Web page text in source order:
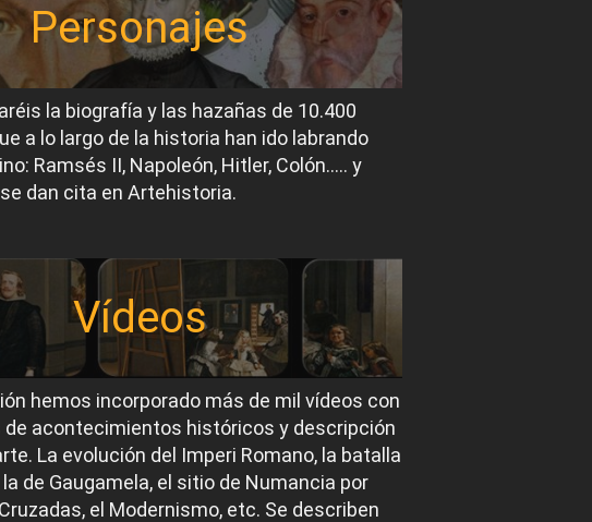
Personajes
la biografía y las hazañas de 10.400
a lo largo de la historia han ido labrando
Ramsés II, Napoleón, Hitler, Colón….. y
dan cita en Artehistoria.
Vídeos
hemos incorporado más de mil vídeos con
de acontecimientos históricos y descripción
La evolución del Imperi Romano, la batalla
de Gaugamela, el sitio de Numancia por
el Modernismo, etc. Se describen